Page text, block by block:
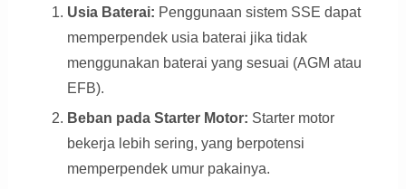
Usia Baterai: Penggunaan sistem SSE dapat
memperpendek usia baterai jika tidak
menggunakan baterai yang sesuai (AGM atau
EFB).
Beban pada Starter Motor: Starter motor
bekerja lebih sering, yang berpotensi
memperpendek umur pakainya.